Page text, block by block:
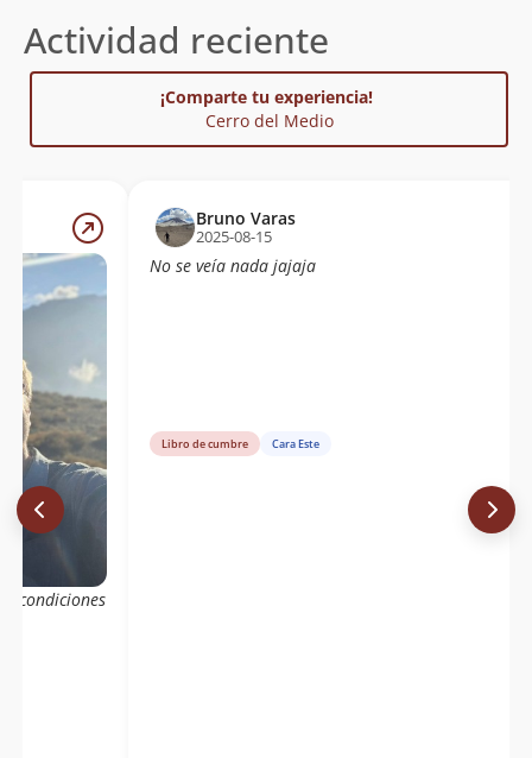
Actividad reciente
¡Comparte tu experiencia!
Cerro del Medio
condiciones
Bruno Varas
2025-08-15
No se veía nada jajaja
Libro de cumbre Cara Este